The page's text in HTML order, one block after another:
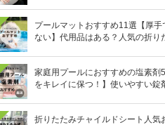
プールマットおすすめ11選【厚手
ない】代用品はある？人気の折り
家庭用プールにおすすめの塩素剤
をキレイに保つ！】使いやすい錠
折りたたみチャイルドシート人気